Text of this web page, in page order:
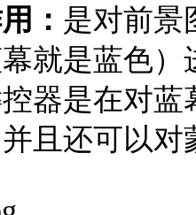
： 是对前景
就是蓝色
器是在对
且还可以